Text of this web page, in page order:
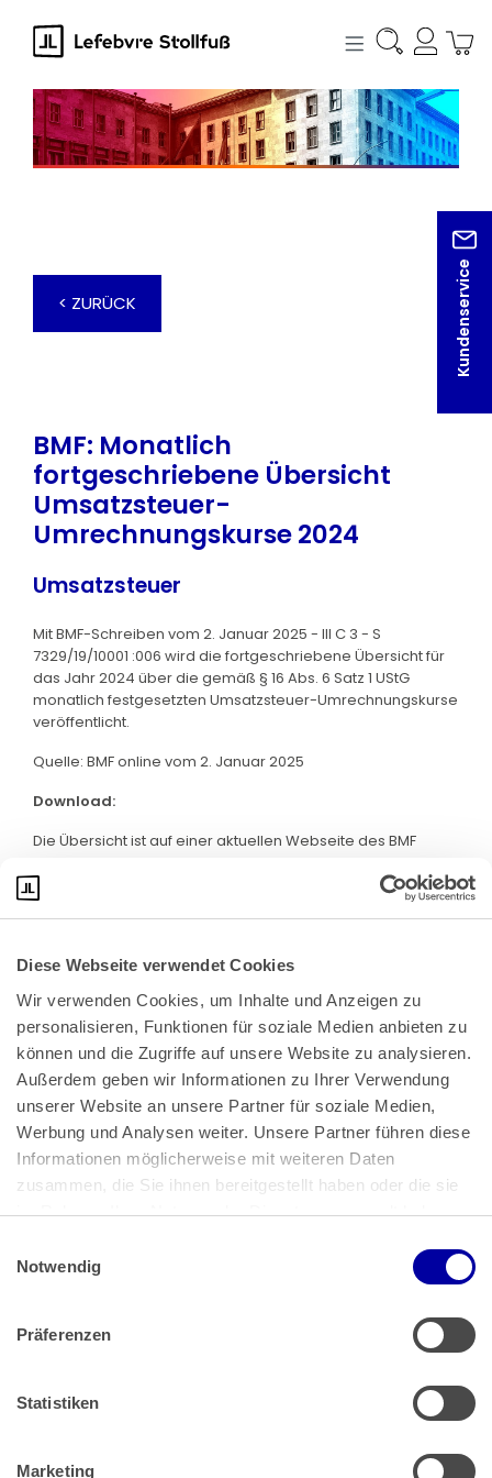
Diese Webseite verwendet Cookies
Wir verwenden Cookies, um Inhalte und Anzeigen zu
personalisieren, Funktionen für soziale Medien anbieten zu
können und die Zugriffe auf unsere Website zu analysieren.
Außerdem geben wir Informationen zu Ihrer Verwendung
unserer Website an unsere Partner für soziale Medien,
Werbung und Analysen weiter. Unsere Partner führen diese
Informationen möglicherweise mit weiteren Daten
zusammen, die Sie ihnen bereitgestellt haben oder die sie
im Rahmen Ihrer Nutzung der Dienste gesammelt haben.
Impressum
Notwendig
Präferenzen
Statistiken
Marketing
springen
Kundenservice
< ZURÜCK
BMF: Monatlich
fortgeschriebene Übersicht
Umsatzsteuer-
Umrechnungskurse 2024
Umsatzsteuer
Mit BMF-Schreiben vom 2. Januar 2025 - III C 3 - S
7329/19/10001 :006 wird die fortgeschriebene Übersicht für
das Jahr 2024 über die gemäß § 16 Abs. 6 Satz 1 UStG
monatlich festgesetzten Umsatzsteuer-Umrechnungskurse
veröffentlicht.
Quelle: BMF online vom 2. Januar 2025
Download:
Die Übersicht ist auf einer aktuellen Webseite des BMF
Bundeskanzlerplatz 2
53113 Bonn
Pressemitteilungen|AGB
Impressum|Datenschutz
Muster Widerrufsformular (PDF)